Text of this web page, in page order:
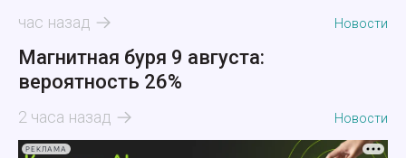
час назад Новости
Магнитная буря 9 августа:
вероятность 26%
2 часа назад Новости
РЕКЛАМА